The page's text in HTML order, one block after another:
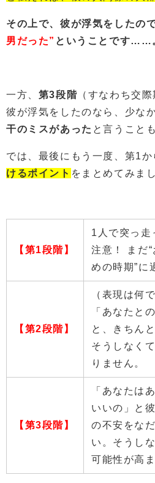
その上で、彼が浮気をしたの
男だった” ということです……
一方、 第3段階 （すなわち交
彼が浮気をしたのなら、少な
干のミスがあった と言うこと
では、最後にもう一度、第1
けるポイント をまとめてみま
【第1段階】
1人で突っ走
注意！ まだ
めの時期”に
【第2段階】
（表現は何
「あなたと
と、きちん
そうしなく
りません。
【第3段階】
「あなたは
いいの」と
の不安をな
い。そうし
可能性が高